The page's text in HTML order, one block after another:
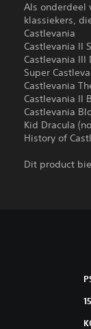
Als onderdeel
klassiekers,
Castlevania
Castlevania II
Castlevania III
Super
Castlevania
Castlevania II
Castlevania
Kid Dracula
History of
Dit product